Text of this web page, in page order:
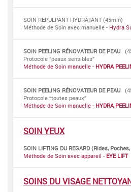
SOIN REPULPANT HYDRATANT (45min)
Méthode de Soin avec manuelle - Hydra
SOIN PEELING RÉNOVATEUR DE PEAU
Protocole “peaux sensibles”
Méthode de Soin manuelle - HYDRA
SOIN PEELING RÉNOVATEUR DE PEAU
Protocole “toutes peaux”
Méthode de Soin manuelle - HYDRA
SOIN YEUX
SOIN LIFTING DU REGARD (Rides,
Méthode de Soin avec appareil - EYE LIFT
SOINS DU VISAGE